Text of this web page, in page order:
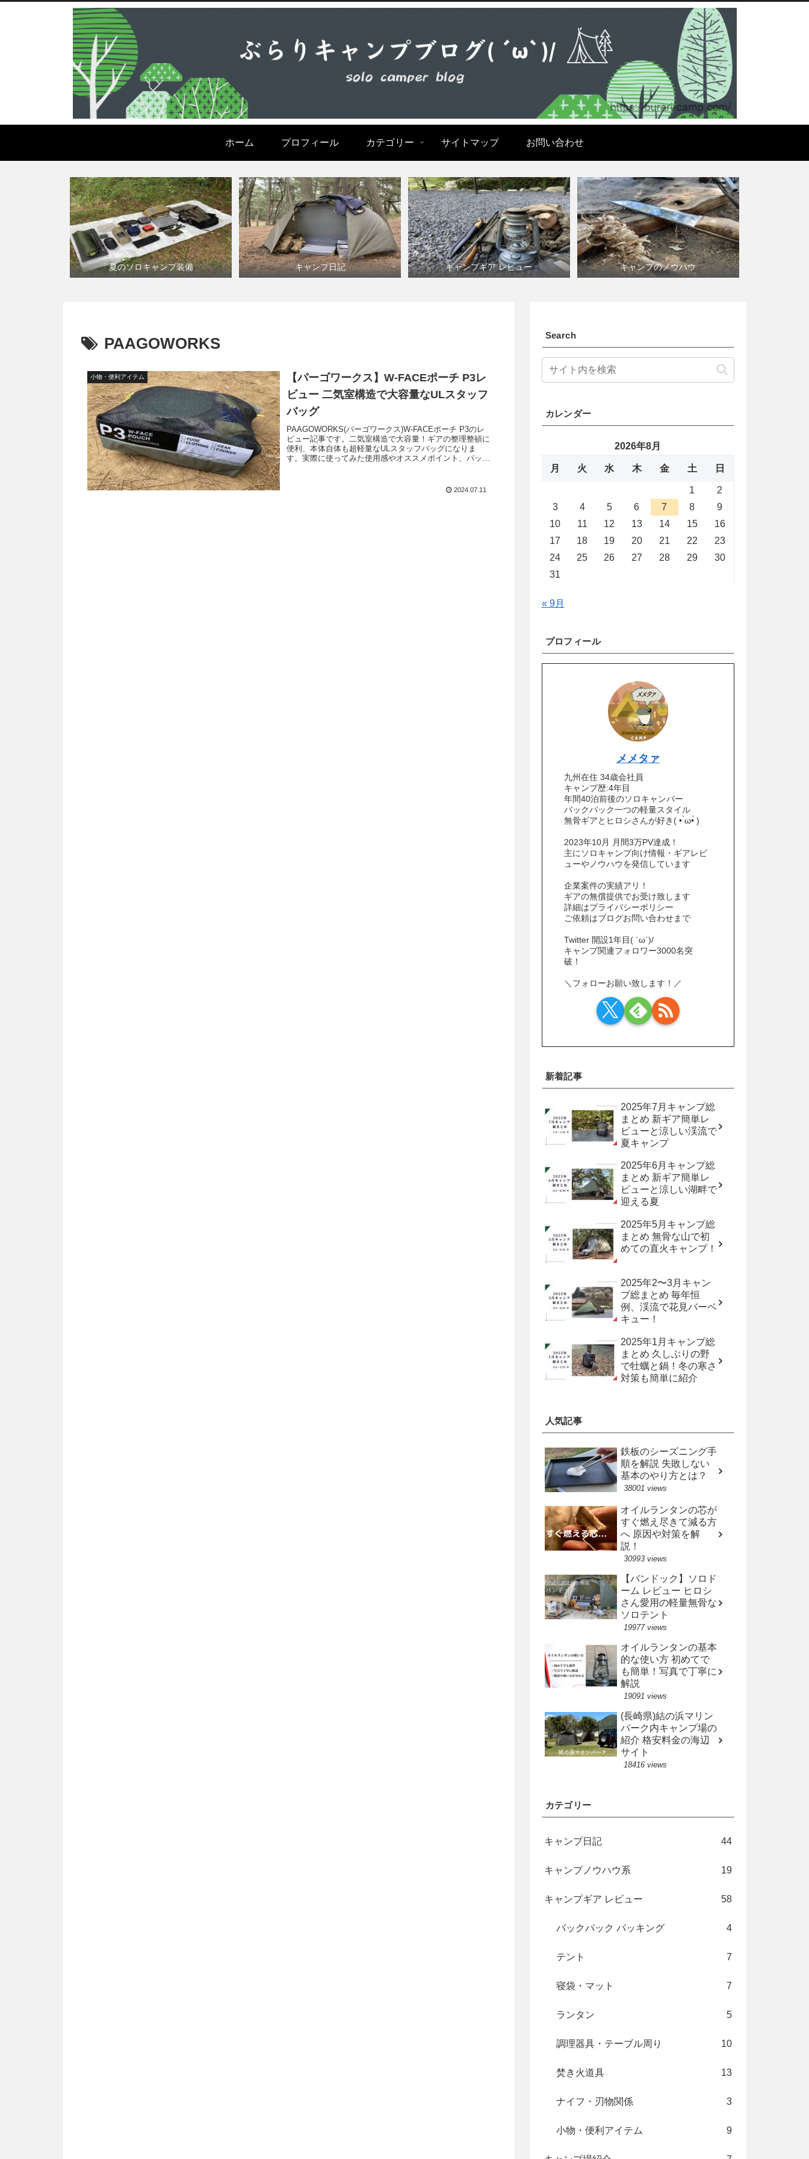
ホーム プロフィール カテゴリー サイトマップ お問い合わせ
夏のソロキャンプ装備 キャンプ日記 キャンプギア レビュー キャンプのノウハウ
PAAGOWORKS
小物・便利アイテム
【パーゴワークス】W-FACEポーチ P3レ
ビュー 二気室構造で大容量なULスタッフ
バッグ
PAAGOWORKS(パーゴワークス)W-FACEポーチ P3のレ
ビュー記事です。二気室構造で大容量！ギアの整理整頓に
便利、本体自体も超軽量なULスタッフバッグになりま
す。実際に使ってみた使用感やオススメポイント、パッキ
2024.07.11
Search
カレンダー
2026年8月
月 火 水 木 金 土 日
1
2
3
4 5 6 7 8
9
10
11 12 13 14 15
16
17
18 19 20 21 22
23
24
25 26 27 28 29
30
31
« 9月
プロフィール
メメタァ
九州在住 34歳会社員
キャンプ歴:4年目
年間40泊前後のソロキャンパー
バックパック一つの軽量スタイル
無骨ギアとヒロシさんが好き( • ̀ω•́ )
2023年10月 月間3万PV達成！
主にソロキャンプ向け情報・ギアレビ
ューやノウハウを発信しています
企業案件の実績アリ！
ギアの無償提供でお受け致します
詳細はプライバシーポリシー
ご依頼はブログお問い合わせまで
Twitter 開設1年目( ´ω`)/
キャンプ関連フォロワー3000名突
破！
＼フォローお願い致します！／
新着記事
2025年7月キャンプ総
まとめ 新ギア簡単レ
ビューと涼しい渓流で
夏キャンプ
2025年6月キャンプ総
まとめ 新ギア簡単レ
ビューと涼しい湖畔で
迎える夏
2025年5月キャンプ総
まとめ 無骨な山で初
めての直火キャンプ！
2025年2〜3月キャン
プ総まとめ 毎年恒
例、渓流で花見バーベ
キュー！
2025年1月キャンプ総
まとめ 久しぶりの野
で牡蠣と鍋！冬の寒さ
対策も簡単に紹介
人気記事
鉄板のシーズニング手
順を解説 失敗しない
基本のやり方とは？
38001 views
オイルランタンの芯が
すぐ燃え尽きて減る方
へ 原因や対策を解
説！
30993 views
【バンドック】ソロド
ーム レビュー ヒロシ
さん愛用の軽量無骨な
ソロテント
19977 views
オイルランタンの基本
的な使い方 初めてで
も簡単！写真で丁寧に
解説
19091 views
(長崎県)結の浜マリン
パーク内キャンプ場の
紹介 格安料金の海辺
サイト
18416 views
カテゴリー
キャンプ日記 44
キャンプノウハウ系 19
キャンプギア レビュー 58
バックパック パッキング 4
テント 7
寝袋・マット 7
ランタン 5
調理器具・テーブル周り 10
焚き火道具 13
ナイフ・刃物関係 3
小物・便利アイテム 9